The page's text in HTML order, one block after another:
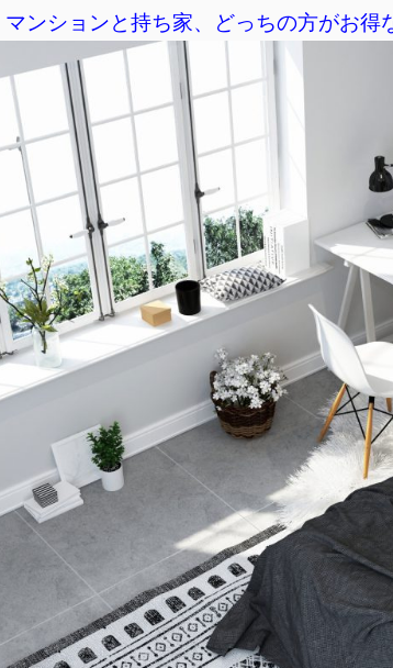
マンションと持ち家、どっちの方がお得